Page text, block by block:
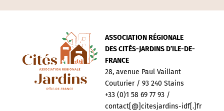
ASSOCIATION RÉGIONALE
DES CITÉS-JARDINS D’ILE-DE-
FRANCE
28, avenue Paul Vaillant
Couturier / 93 240 Stains
+33 (0)1 58 69 77 93 /
contact[@]citesjardins-idf[.]fr